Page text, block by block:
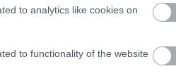
to analytics like cookies on
to functionality of the website